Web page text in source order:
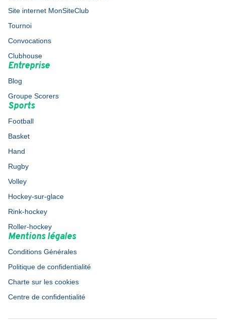
Site internet MonSiteClub
Tournoi
Convocations
Clubhouse
Entreprise
Blog
Groupe Scorers
Sports
Football
Basket
Hand
Rugby
Volley
Hockey-sur-glace
Rink-hockey
Roller-hockey
Mentions légales
Conditions Générales
Politique de confidentialité
Charte sur les cookies
Centre de confidentialité